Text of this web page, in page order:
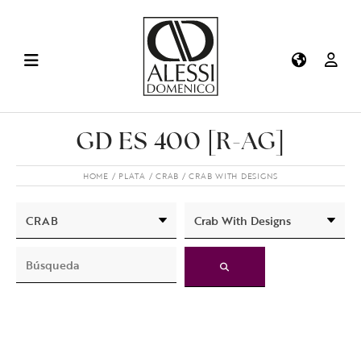
GD ES 400 [R-AG]
HOME PLATA CRAB CRAB WITH DESIGNS